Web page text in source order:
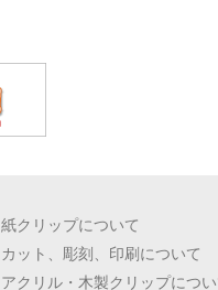
紙クリップについて
カット、彫刻、印刷について
アクリル・木製クリップにつ